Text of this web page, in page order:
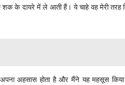
के दायरे में ले आती हैं। ये चाहे वह मेरी तरह
अपना अहसास होता है और मैंने यह महसूस